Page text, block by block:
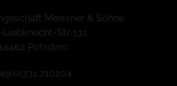
Meissner & Söhne
Liebknecht-Str. 131
14482 Potsdam
710204